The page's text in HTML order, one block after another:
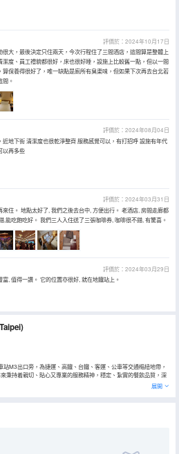
評價於：2024年10月17日
很大，最後決定只住兩天，今次行程住了三間酒店，這間算是整體上
潔度、員工禮貌都很好，床也很好睡，設施上比較舊一點，但以一間
算保養得很好了，唯一缺點是廁所有臭渠味，但如果下次再去台北若
間。
評價於：2024年08月04日
近地下街 清潔度也很乾淨整齊 服務感覺可以，有打招呼 設施有年代
以再多些
評價於：2024年03月31日
住。 地點太好了, 我們之後去台中, 方便出行。 老酒店, 房間走廊都
,能吃飽吃好。 我們三人入住送了三張咖啡券, 咖啡很不錯, 有驚喜。
評價於：2024年03月29日
, 值得一讚。 它的位置亦很好, 就在地鐵站上。
M3出口旁，為捷運、高鐵、台鐵、客運、公車等交通樞紐地帶，
秉持着親切、貼心又專業的服務精神，穩定、紮實的餐飲品質，深
定的聚會場所。秉持着不斷提升品質及追求卓越的精神，台北天成
展開